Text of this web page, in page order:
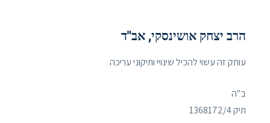
הרב יצחק אושינסקי, אב"ד
עותק זה עשוי להכיל שינויי ותיקוני עריכה
ב"ה
תיק ‏1368172/4